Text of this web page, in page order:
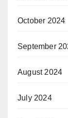
October 2024
September
August 2024
July 2024